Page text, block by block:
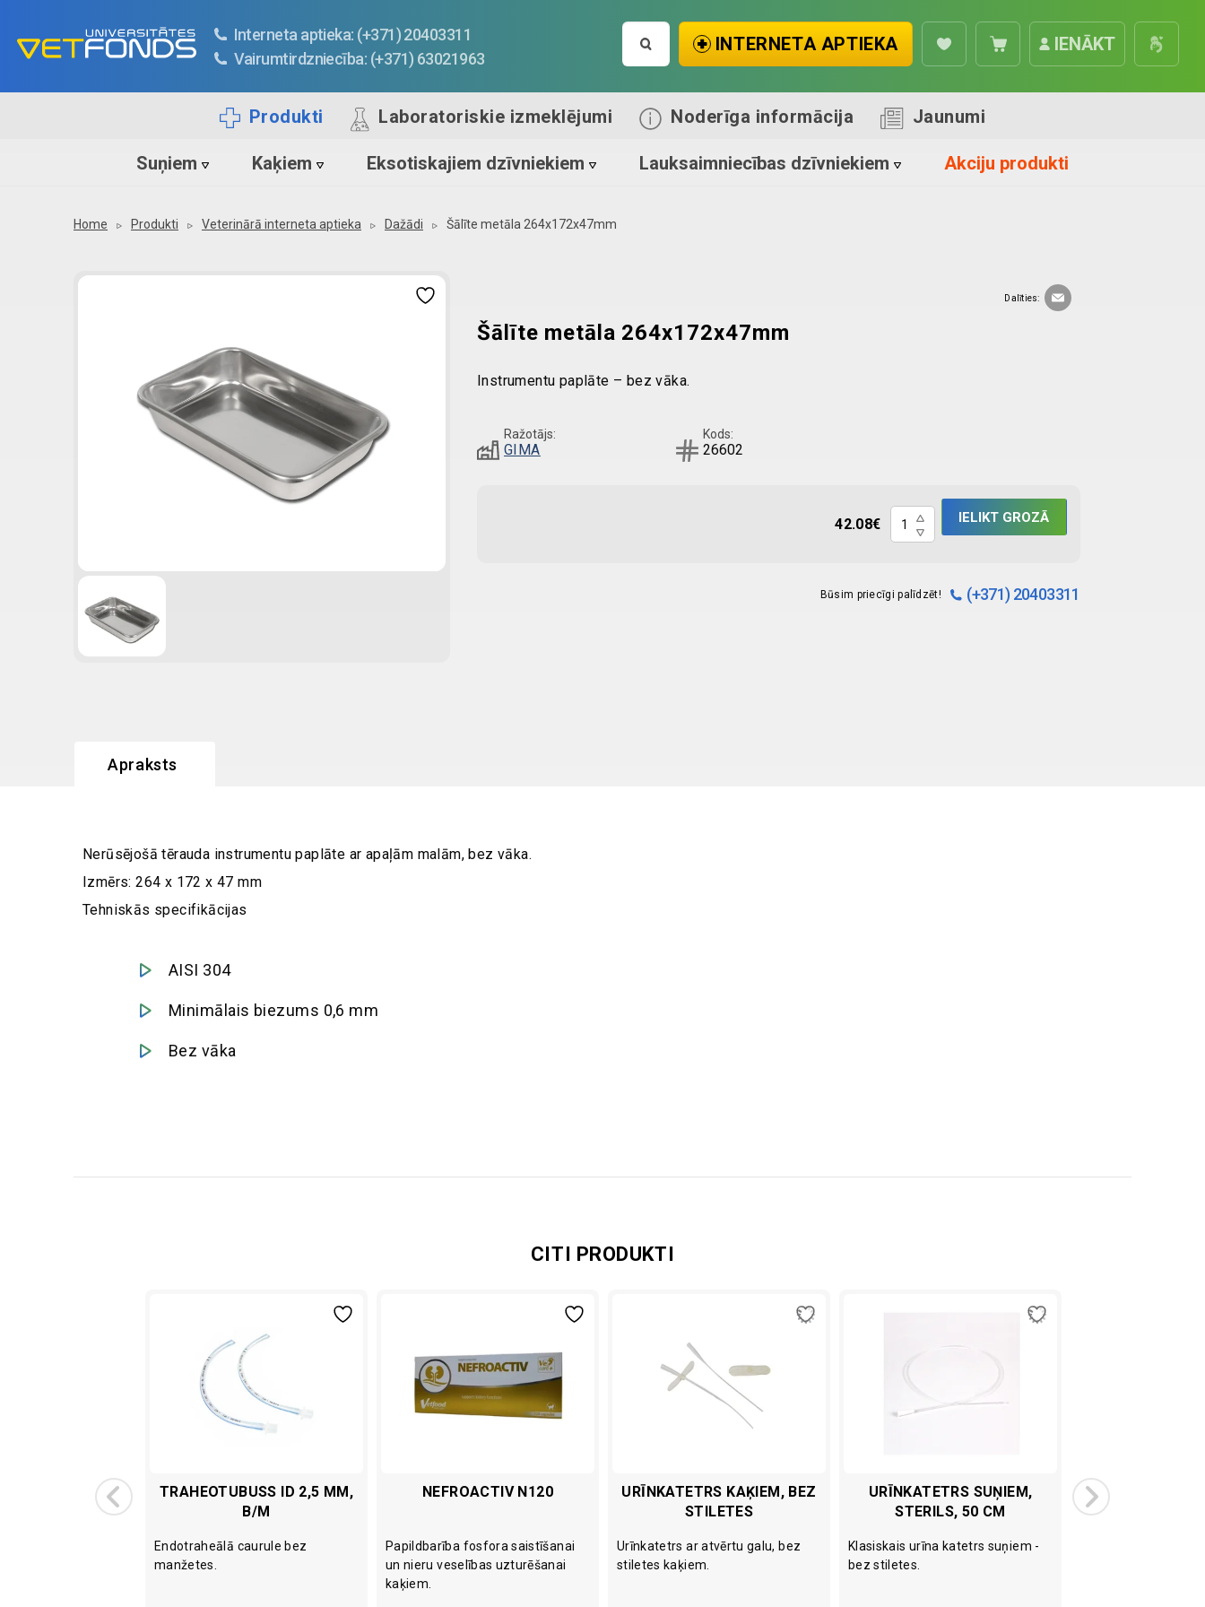
Interneta aptieka: (+371) 20403311
Vairumtirdzniecība: (+371) 63021963
IENĀKT
INTERNETA APTIEKA
Produkti Laboratoriskie izmeklējumi Noderīga informācija Jaunumi
Suņiem Kaķiem Eksotiskajiem dzīvniekiem Lauksaimniecības dzīvniekiem Akciju produkti
Home Produkti Veterinārā interneta aptieka Dažādi Šālīte metāla 264x172x47mm
Dalīties:
Šālīte metāla 264x172x47mm
Instrumentu paplāte – bez vāka.
Ražotājs:
GIMA
Kods:
26602
42.08€Šālīte
metāla
IELIKT GROZĀ
Būsim priecīgi palīdzēt! (+371) 20403311
Apraksts
Nerūsējošā tērauda instrumentu paplāte ar apaļām malām, bez vāka.
Izmērs: 264 x 172 x 47 mm
Tehniskās specifikācijas
AISI 304
Minimālais biezums 0,6 mm
Bez vāka
CITI PRODUKTI
TAURENIS 21G
TRAHEOTUBUSS ID 2,5 MM,
B/M
Endotraheālā caurule bez
manžetes.
NEFROACTIV N120
Papildbarība fosfora saistīšanai
un nieru veselības uzturēšanai
kaķiem.
URĪNKATETRS KAĶIEM, BEZ
STILETES
Urīnkatetrs ar atvērtu galu, bez
stiletes kaķiem.
URĪNKATETRS SUŅIEM,
STERILS, 50 CM
Klasiskais urīna katetrs suņiem -
bez stiletes.
S-MONOVETTE